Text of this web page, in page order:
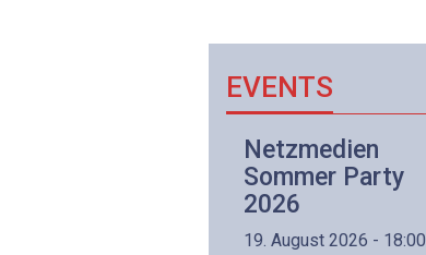
EVENTS
Netzmedien
Sommer Party
2026
19. August 2026 - 18:00